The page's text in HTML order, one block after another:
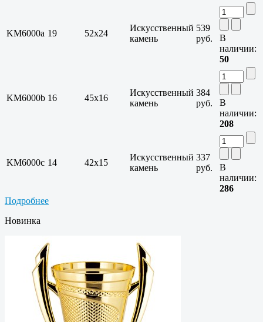
KM6000a 19 52x24
Искусственный
камень
539
руб.
В
наличии:
50
KM6000b 16 45x16
Искусственный
камень
384
руб.
В
наличии:
208
KM6000c 14 42х15
Искусственный
камень
337
руб.
В
наличии:
286
Подробнее
Новинка